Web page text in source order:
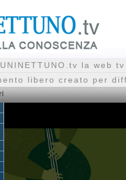
la web
libero creato per